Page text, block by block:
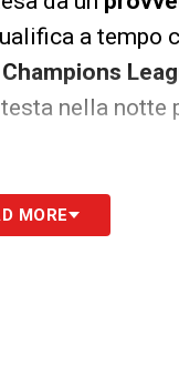
a tempo
nella notte
MORE